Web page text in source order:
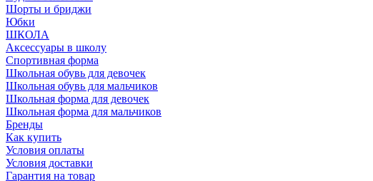
Шорты и бриджи
Юбки
ШКОЛА
Аксессуары в школу
Спортивная форма
Школьная обувь для девочек
Школьная обувь для мальчиков
Школьная форма для девочек
Школьная форма для мальчиков
Бренды
Как купить
Условия оплаты
Условия доставки
Гарантия на товар